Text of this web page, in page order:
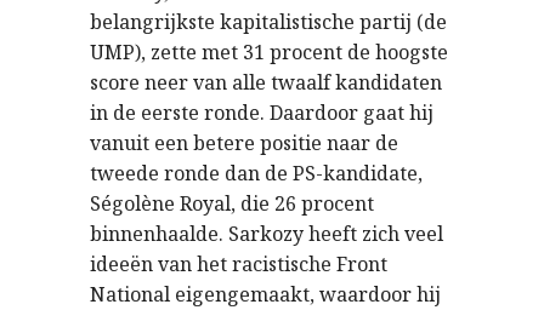
belangrijkste kapitalistische partij (de
UMP), zette met 31 procent de hoogste
score neer van alle twaalf kandidaten
in de eerste ronde. Daardoor gaat hij
vanuit een betere positie naar de
tweede ronde dan de PS-kandidate,
Ségolène Royal, die 26 procent
binnenhaalde. Sarkozy heeft zich veel
ideeën van het racistische Front
National eigengemaakt, waardoor hij